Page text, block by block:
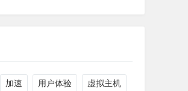
加速 用户体验
虚拟主机